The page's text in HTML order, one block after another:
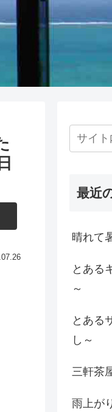
最近
晴れて
とある
～
とある
し～
三軒茶
雨上が